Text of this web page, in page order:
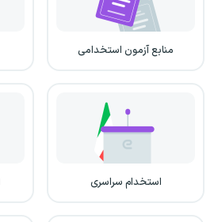
منابع آزمون استخدامی
استخدام سراسری